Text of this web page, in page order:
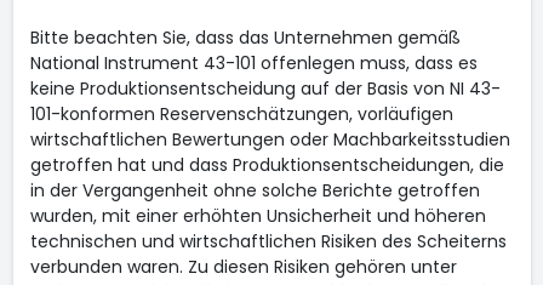
Bitte beachten Sie, dass das Unternehmen gemäß
National Instrument 43-101 offenlegen muss, dass es
keine Produktionsentscheidung auf der Basis von NI 43-
101-konformen Reservenschätzungen, vorläufigen
wirtschaftlichen Bewertungen oder Machbarkeitsstudien
getroffen hat und dass Produktionsentscheidungen, die
in der Vergangenheit ohne solche Berichte getroffen
wurden, mit einer erhöhten Unsicherheit und höheren
technischen und wirtschaftlichen Risiken des Scheiterns
verbunden waren. Zu diesen Risiken gehören unter